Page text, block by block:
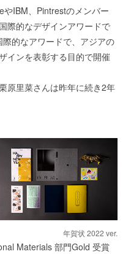
やIBM、Pintrestのメンバー
際的なデザインアワードで
的なアワードで、アジアの
インを表彰する目的で開催
原里菜さんは昨年に続き2年
年賀状 2022 ver.
Materials 部門Gold 受賞